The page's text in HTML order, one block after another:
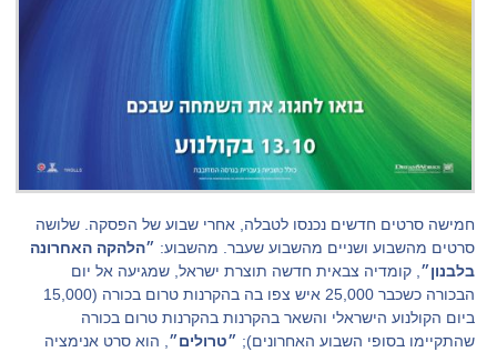
חמישה סרטים חדשים נכנסו לטבלה, אחרי שבוע של הפסקה. שלושה
סרטים מהשבוע ושניים מהשבוע שעבר. מהשבוע: ״הלהקה האחרונה
בלבנון״ , קומדיה צבאית חדשה תוצרת ישראל, שמגיעה אל יום
הבכורה כשכבר 25,000 איש צפו בה בהקרנות טרום בכורה (15,000
ביום הקולנוע הישראלי והשאר בהקרנות בהקרנות טרום בכורה
שהתקיימו בסופי השבוע האחרונים); ״טרולים״ , הוא סרט אנימציה